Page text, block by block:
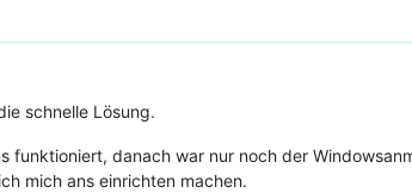
schnelle Lösung.
funktioniert, danach war nur noch der
mich ans einrichten machen.